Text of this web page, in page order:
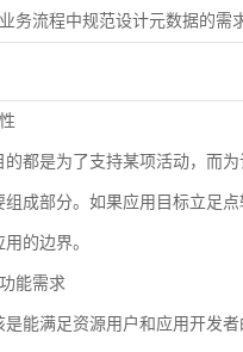
务流程中规范设计元数据的需
都是为了支持某项活动，而
成部分。如果应用目标立足
的边界。
能需求
能满足资源用户和应用开发